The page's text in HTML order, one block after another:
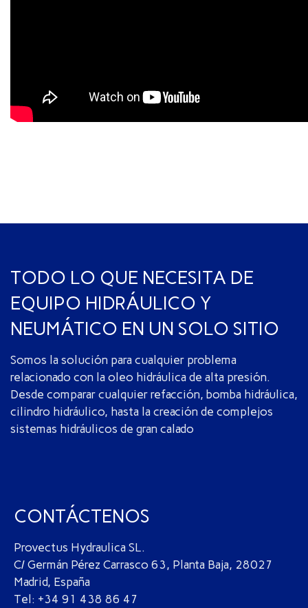
TODO LO QUE NECESITA DE
EQUIPO HIDRÁULICO Y
NEUMÁTICO EN UN SOLO SITIO
Somos la solución para cualquier problema
relacionado con la oleo hidráulica de alta presión.
Desde comparar cualquier refacción, bomba hidráulica,
cilindro hidráulico, hasta la creación de complejos
sistemas hidráulicos de gran calado
CONTÁCTENOS
Provectus Hydraulica SL.
C/ Germán Pérez Carrasco 63, Planta Baja, 28027
Madrid, España
Tel: +34 91 438 86 47